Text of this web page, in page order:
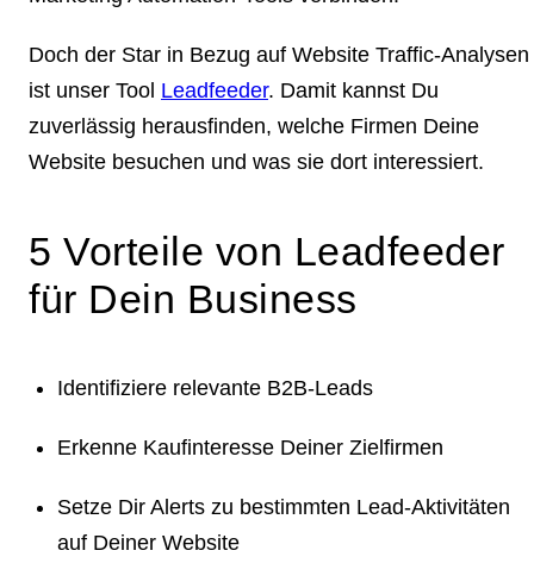
Doch der Star in Bezug auf Website Traffic-Analysen
ist unser Tool Leadfeeder. Damit kannst Du
zuverlässig herausfinden, welche Firmen Deine
Website besuchen und was sie dort interessiert.
5 Vorteile von Leadfeeder
für Dein Business
Identifiziere relevante B2B-Leads
Erkenne Kaufinteresse Deiner Zielfirmen
Setze Dir Alerts zu bestimmten Lead-Aktivitäten
auf Deiner Website